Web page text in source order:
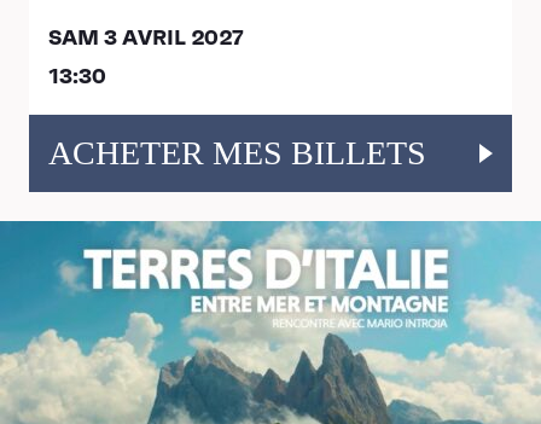
SAM 3 AVRIL 2027
13:30
ACHETER MES BILLETS